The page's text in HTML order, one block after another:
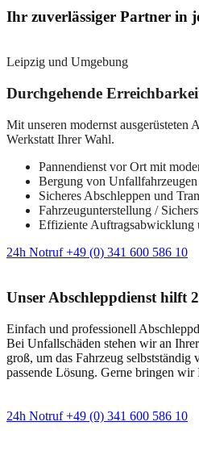
Ihr zuverlässiger Partner in
Leipzig und Umgebung
Durchgehende
Mit unseren modernst ausgerüsteten
Werkstatt Ihrer Wahl.
Pannendienst vor Ort mit
Bergung von Unfallfahrzeugen
Sicheres Abschleppen und
Fahrzeugunterstellung /
Effiziente Auftragsabwicklung
24h Notruf +49 (0) 341 600 586 10
Unser Abschleppdienst hilft
Einfach und professionell
Bei Unfallschäden stehen wir an
groß, um das Fahrzeug
passende Lösung. Gerne bringen wir
24h Notruf +49 (0) 341 600 586 10